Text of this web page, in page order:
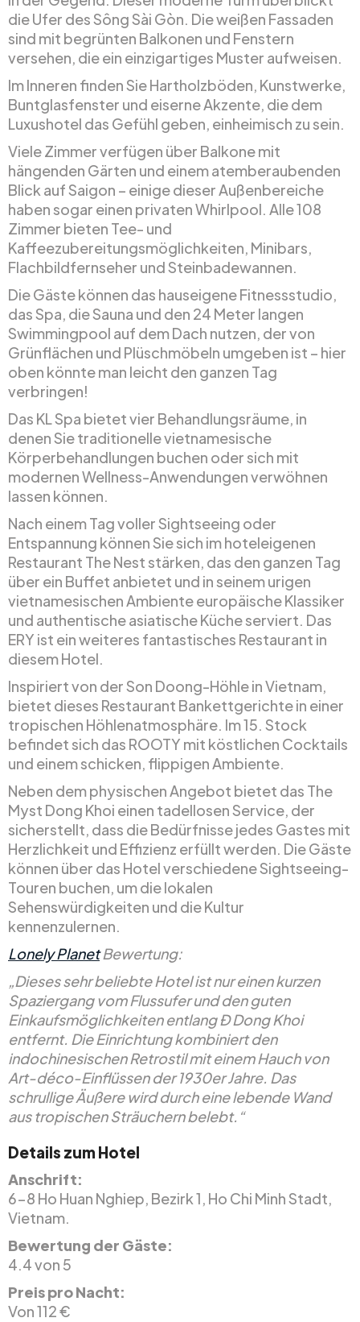
die Ufer des Sông Sài Gòn. Die weißen Fassaden
sind mit begrünten Balkonen und Fenstern
versehen, die ein einzigartiges Muster aufweisen.
Im Inneren finden Sie Hartholzböden, Kunstwerke,
Buntglasfenster und eiserne Akzente, die dem
Luxushotel das Gefühl geben, einheimisch zu sein.
Viele Zimmer verfügen über Balkone mit
hängenden Gärten und einem atemberaubenden
Blick auf Saigon – einige dieser Außenbereiche
haben sogar einen privaten Whirlpool. Alle 108
Zimmer bieten Tee- und
Kaffeezubereitungsmöglichkeiten, Minibars,
Flachbildfernseher und Steinbadewannen.
Die Gäste können das hauseigene Fitnessstudio,
das Spa, die Sauna und den 24 Meter langen
Swimmingpool auf dem Dach nutzen, der von
Grünflächen und Plüschmöbeln umgeben ist – hier
oben könnte man leicht den ganzen Tag
verbringen!
Das KL Spa bietet vier Behandlungsräume, in
denen Sie traditionelle vietnamesische
Körperbehandlungen buchen oder sich mit
modernen Wellness-Anwendungen verwöhnen
lassen können.
Nach einem Tag voller Sightseeing oder
Entspannung können Sie sich im hoteleigenen
Restaurant The Nest stärken, das den ganzen Tag
über ein Buffet anbietet und in seinem urigen
vietnamesischen Ambiente europäische Klassiker
und authentische asiatische Küche serviert. Das
ERY ist ein weiteres fantastisches Restaurant in
diesem Hotel.
Inspiriert von der Son Doong-Höhle in Vietnam,
bietet dieses Restaurant Bankettgerichte in einer
tropischen Höhlenatmosphäre. Im 15. Stock
befindet sich das ROOTY mit köstlichen Cocktails
und einem schicken, flippigen Ambiente.
Neben dem physischen Angebot bietet das The
Myst Dong Khoi einen tadellosen Service, der
sicherstellt, dass die Bedürfnisse jedes Gastes mit
Herzlichkeit und Effizienz erfüllt werden. Die Gäste
können über das Hotel verschiedene Sightseeing-
Touren buchen, um die lokalen
Sehenswürdigkeiten und die Kultur
kennenzulernen.
Lonely PlanetBewertung:
„Dieses sehr beliebte Hotel ist nur einen kurzen
Spaziergang vom Flussufer und den guten
Einkaufsmöglichkeiten entlang Ð Dong Khoi
entfernt. Die Einrichtung kombiniert den
indochinesischen Retrostil mit einem Hauch von
Art-déco-Einflüssen der 1930er Jahre. Das
schrullige Äußere wird durch eine lebende Wand
aus tropischen Sträuchern belebt.“
Details zum Hotel
Anschrift:
6-8 Ho Huan Nghiep, Bezirk 1, Ho Chi Minh Stadt,
Vietnam.
Bewertung der Gäste:
4.4 von 5
Preis pro Nacht:
Von 112 €